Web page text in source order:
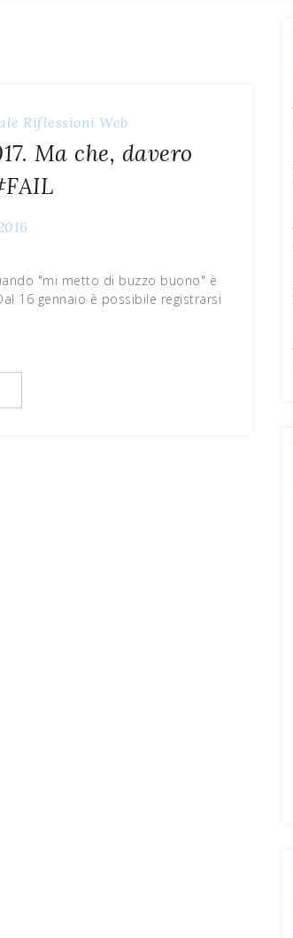
Riflessioni Web
Ma che, davero
"mi metto di buzzo buono" è
16 gennaio è possibile registrarsi